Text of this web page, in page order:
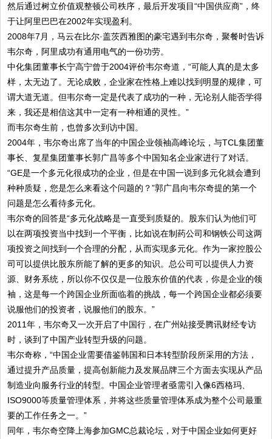
然后通过树立价值观整顿公司秩序，最后开发项目“中国供应商”，终
于让阿里巴巴在2002年实现盈利。
2008年7月，马云在比尔·盖茨西雅图的豪宅遇到韦尔奇，聚餐时告诉
韦尔奇，阿里成功有通用电气的一份功劳。
中化集团董事长宁高宁曾于2004评价韦尔奇道，“可能人真的是太多
样，太无边了。无论成败，企业家在性格上难以找到明显的规律，可
谓大道无道。但韦尔奇一定是代表了成功的一种，无论别人能否学得
来，我还是相信这其中一定有一种相通的灵性。”
而韦尔奇生前，也曾多次到访中国。
2004年，韦尔奇出席了当年的中国企业领袖高峰论坛，与TCL集团董
事长、复星集团董事长郭广昌等多个中国知名企业家进行了对话。
“GE是一个多元化很成功的企业，但是在中国一说到多元化就会遭到
种种质疑，您是怎么来看这个问题的？”郭广昌向韦尔奇提的第一个
问题是怎么看待多元化。
韦尔奇的回答是“多元化战略是一直受到质疑的。股东们认为他们可
以在两项投资当中找到一个平衡，比如说在制药公司和钢铁公司这两
项投资之间找到一个合理的分配，从而实现多元化。作为一家控股公
司可以提供比股东所能了解的更多的知识。总公司可以提供人力资
源、财务系统，所以你不仅仅是一位股东价值的代表，你是企业的领
袖，这是每一个跨国企业所面临着的挑战，每一个跨国企业都必须要
说服他们的投资者，说服他们的股东。”
2011年，韦尔奇又一次开启了中国行，在广州站接受腾讯财经专访
时，谈到了中国产业转型升级的问题。
韦尔奇称，“中国企业需要借鉴韩国和日本转型阶段所采用的方法，
通过提升产品质量，提高创新能力及发展品牌三个方面去实现从产品
制造业向服务行业的转型。中国企业管理者亟需引入像6西格玛、
ISO9000等质量管理体系，并将这些质量管理体系成为整个公司最重
要的工作任务之一。”
同年，韦尔奇空降上海参加GMC总裁论坛，对于中国企业如何更好